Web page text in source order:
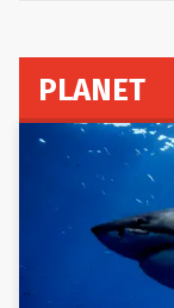
PLANET